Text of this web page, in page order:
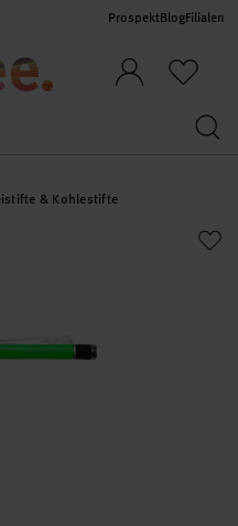
ProspektBlogFilialen
& Kohlestifte